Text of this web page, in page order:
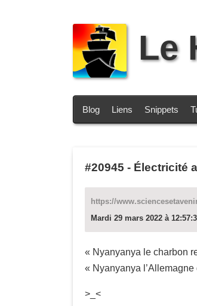
Le
Blog Liens Snippets
#20945 - Électricité
https://
Mardi 29 mars 2022 à
« Nyanyanya le charbon
« Nyanyanya
>_<